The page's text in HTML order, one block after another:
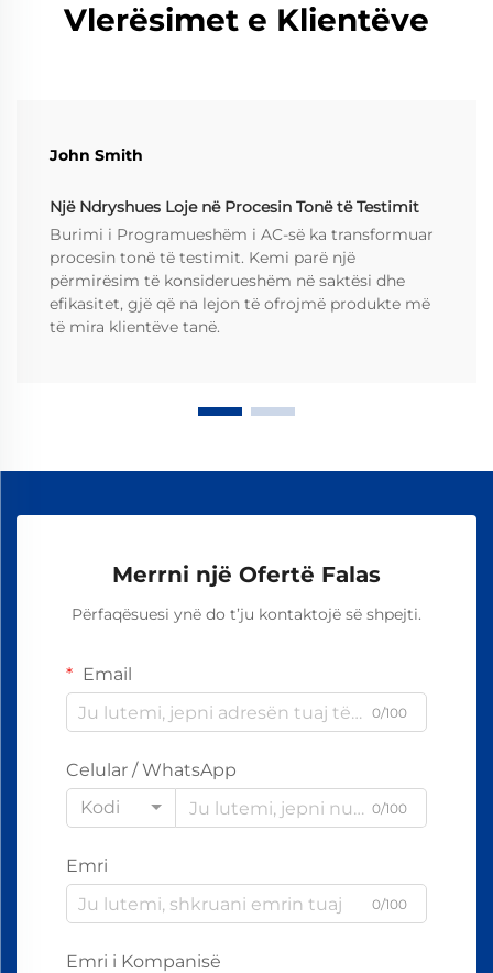
Vlerësimet e Klientëve
John Smith
Një Ndryshues Loje në Procesin Tonë të Testimit
Burimi i Programueshëm i AC-së ka transformuar
procesin tonë të testimit. Kemi parë një
përmirësim të konsiderueshëm në saktësi dhe
efikasitet, gjë që na lejon të ofrojmë produkte më
të mira klientëve tanë.
Merrni një Ofertë Falas
Përfaqësuesi ynë do t’ju kontaktojë së shpejti.
Email
0/100
Celular / WhatsApp
Kodi
0/100
Emri
0/100
Emri i Kompanisë